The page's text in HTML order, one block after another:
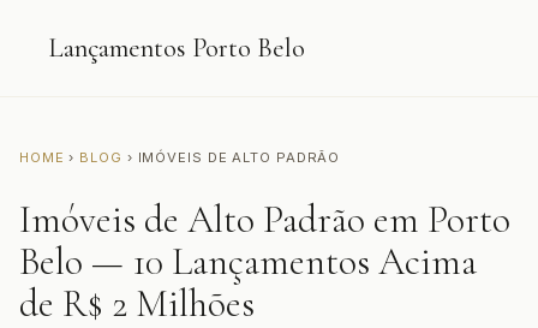
Lançamentos Porto Belo
HOME › BLOG › IMÓVEIS DE ALTO PADRÃO
Imóveis de Alto Padrão em Porto
Belo — 10 Lançamentos Acima
de R$ 2 Milhões